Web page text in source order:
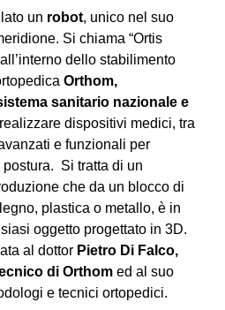
un robot, unico nel suo
Si chiama “Ortis
dello stabilimento
Orthom,
sanitario nazionale e
dispositivi medici, tra
e funzionali per
Si tratta di un
che da un blocco di
plastica o metallo, è in
oggetto progettato in 3D.
al dottor Pietro Di Falco,
di Orthomed al suo
e tecnici ortopedici.